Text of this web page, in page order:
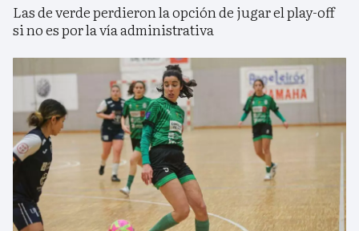
Las de verde perdieron la opción de jugar el play-off
si no es por la vía administrativa